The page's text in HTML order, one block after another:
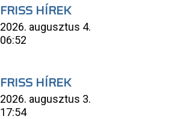
FRISS HÍREK
2026. augusztus 4.
06:52
FRISS HÍREK
2026. augusztus 3.
17:54